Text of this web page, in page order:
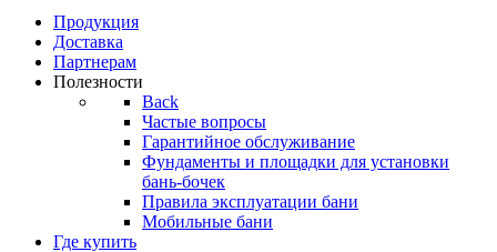
Продукция
Доставка
Партнерам
Полезности
Back
Частые вопросы
Гарантийное обслуживание
Фундаменты и площадки для установки
бань-бочек
Правила эксплуатации бани
Мобильные бани
Где купить